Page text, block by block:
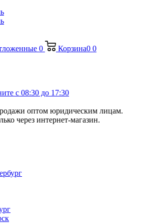
0 Корзина0 0
с 08:30 до 17:30
оптом юридическим лицам.
через интернет-магазин.